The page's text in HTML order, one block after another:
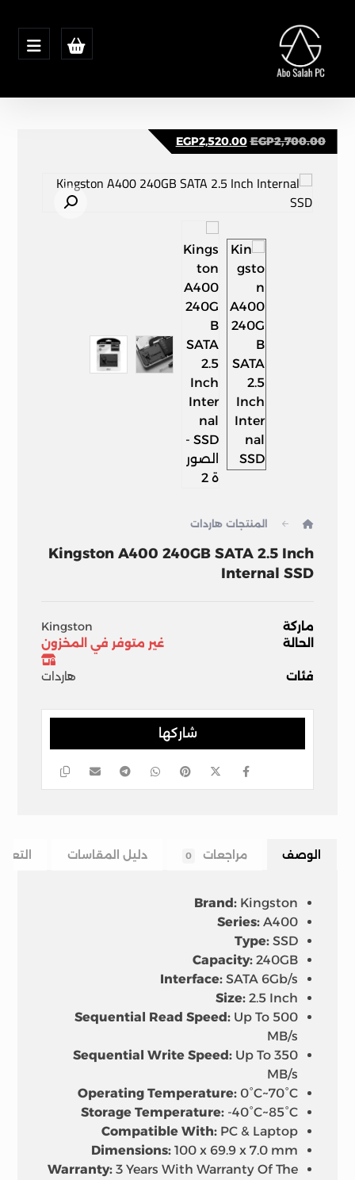
المنتجات هاردات
Kingston A400 240GB SATA 2.5 Inch
Internal SSD
EGP2,700.00
EGP2,520.00
ماركة
Kingston
الحالة
غير متوفر في المخزون
فئات هاردات
الوصف مراجعات 0 دليل المقاسات
Brand:Kingston
Series:A400
Type:SSD
Capacity:240GB
Interface: SATA 6Gb/s
Size: 2.5 Inch
Sequential Read Speed:Up To 500
MB/s
Sequential Write Speed:Up To 350
MB/s
Operating Temperature: 0°C~70°C
Storage Temperature:-40°C~85°C
Compatible With: PC & Laptop
Dimensions:100 x 69.9 x 7.0 mm
Warranty:3 Years With Warranty Of The